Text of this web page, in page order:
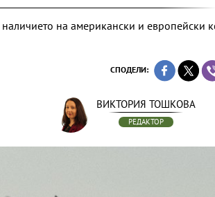
на американски и европейски
СПОДЕЛИ:
ВИКТОРИЯ ТОШКОВА
РЕДАКТОР